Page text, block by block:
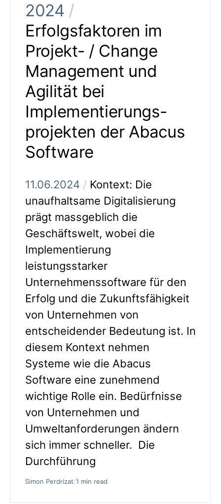
2024 /
Erfolgsfaktoren im
Projekt- / Change
Management und
Agilität bei
Implementierungs-
projekten der Abacus
Software
11.06.2024 / Kontext: Die
unaufhaltsame Digitalisierung
prägt massgeblich die
Geschäftswelt, wobei die
Implementierung
leistungsstarker
Unternehmenssoftware für den
Erfolg und die Zukunftsfähigkeit
von Unternehmen von
entscheidender Bedeutung ist. In
diesem Kontext nehmen
Systeme wie die Abacus
Software eine zunehmend
wichtige Rolle ein. Bedürfnisse
von Unternehmen und
Umweltanforderungen ändern
sich immer schneller. Die
Durchführung
Simon Perdrizat/1 min read